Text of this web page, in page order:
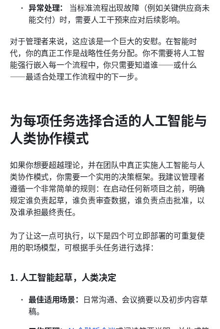
异常处理：
当标准流程出现故障（例如关键供应商未
能交付）时，需要人工干预来应对后续影响。
对于管理者来说，这应该是一个巨大的安慰。在智能时
代，你的真正工作是战略性任务分配。你不需要将人工智
能强行嵌入每一个流程中，你只需要知道谁——或什么
——最适合处理工作流程中的下一步。
为每项任务选择合适的人工智能与
人类协作模式
如果你想要超越理论，并在团队中真正实施人工智能与人
类协作模式，你需要一个实用的决策框架。我建议管理者
遵循一个非常简单的规则：在启动任何新项目之前，明确
规定谁负责起草，谁负责审查数据，谁负责点击批准，以
及谁承担最终责任。
为了让这一点可执行，以下是四个可立即部署的可重复使
用的职场模型，可根据手头任务进行选择：
1. 人工智能起草，人类决定
最佳适用场景： 日常沟通、会议摘要以及初步内容草
稿。